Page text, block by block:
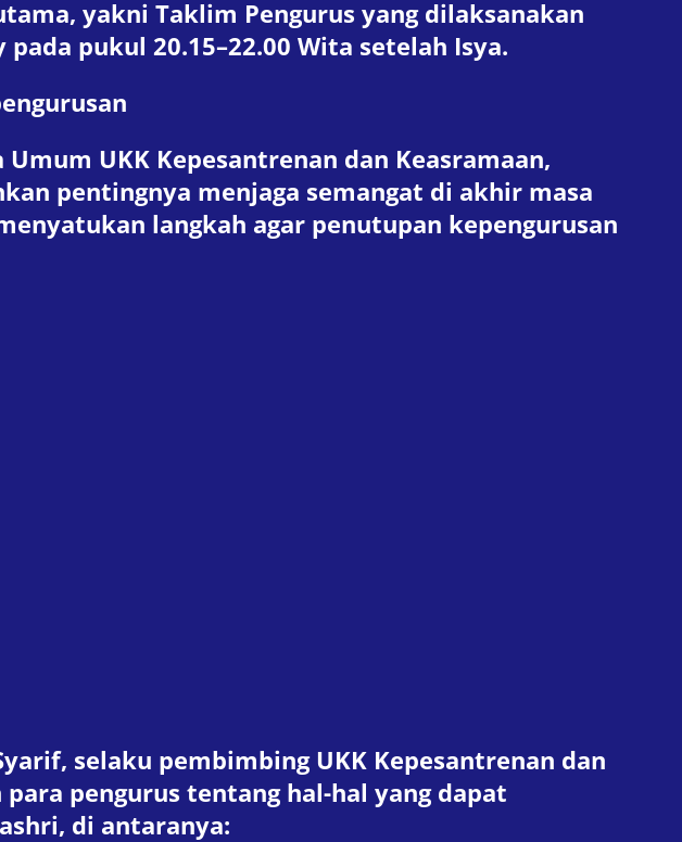
yakni Taklim Pengurus yang dilaksanakan
pukul 20.15–22.00 Wita setelah Isya.
UKK Kepesantrenan dan Keasramaan,
pentingnya menjaga semangat di akhir masa
langkah agar penutupan kepengurusan
selaku pembimbing UKK Kepesantrenan dan
pengurus tentang hal-hal yang dapat
di antaranya: